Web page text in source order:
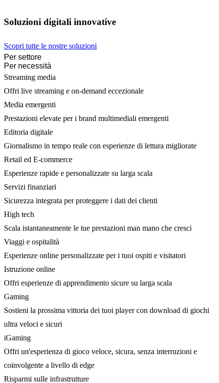
Soluzioni digitali innovative
Scopri tutte le nostre soluzioni
Per settore
Per necessità
Streaming media
Offri live streaming e on-demand eccezionale
Media emergenti
Prestazioni elevate per i brand multimediali emergenti
Editoria digitale
Giornalismo in tempo reale con esperienze di lettura migliorate
Retail ed E-commerce
Esperienze rapide e personalizzate su larga scala
Servizi finanziari
Sicurezza integrata per proteggere i dati dei clienti
High tech
Scala istantaneamente le tue prestazioni man mano che cresci
Viaggi e ospitalità
Esperienze online personalizzate per i tuoi ospiti e visitatori
Istruzione online
Offri esperienze di apprendimento sicure su larga scala
Gaming
Sostieni la prossima vittoria dei tuoi player con download di giochi
ultra veloci e sicuri
iGaming
Offri un'esperienza di gioco veloce, sicura, senza interruzioni e
coinvolgente a livello di edge
Risparmi sulle infrastrutture